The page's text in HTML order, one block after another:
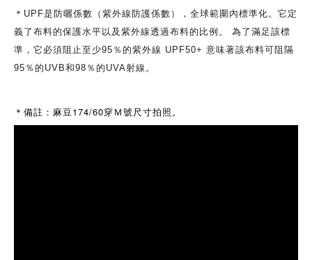
＊UPF是防曬係數（紫外線防護係數），全球範圍內標準化。它定
義了布料的保護水平以及紫外線透過布料的比例。 為了滿足該標
準，它必須阻止至少95％的紫外線 UPF50+ 意味著該布料可阻隔
95％的UVB和98％的UVA射線。
＊備註：麻豆174/60穿Ｍ號尺寸拍照。